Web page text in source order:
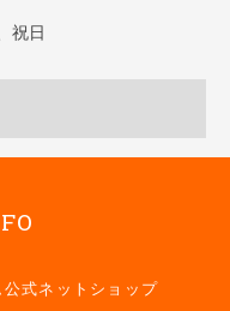
祝日
式ネットショップ